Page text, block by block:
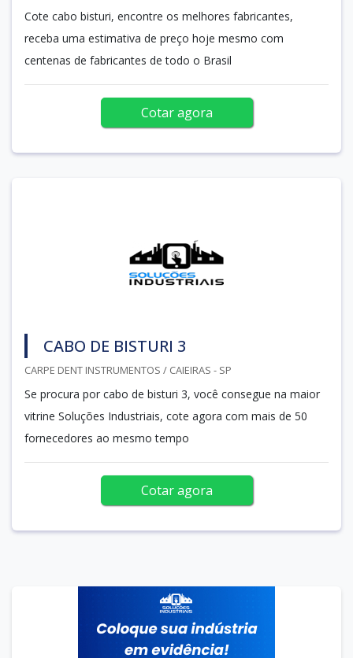
Cote cabo bisturi, encontre os melhores fabricantes,
receba uma estimativa de preço hoje mesmo com
centenas de fabricantes de todo o Brasil
Cotar agora
CABO DE BISTURI 3
CARPE DENT INSTRUMENTOS / CAIEIRAS - SP
Se procura por cabo de bisturi 3, você consegue na maior
vitrine Soluções Industriais, cote agora com mais de 50
fornecedores ao mesmo tempo
Cotar agora